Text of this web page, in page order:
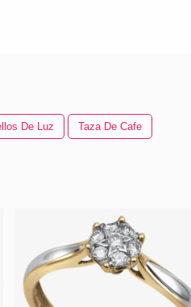
De Luz Taza De Cafe